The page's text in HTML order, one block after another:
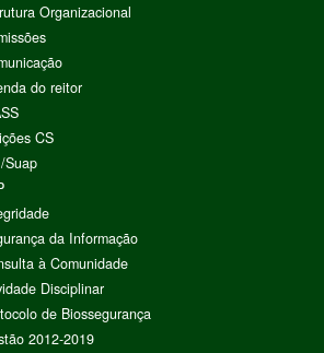
Organizacional
do reitor
CS
Suap
da Informação
à Comunidade
Disciplinar
de Biossegurança
2012-2019